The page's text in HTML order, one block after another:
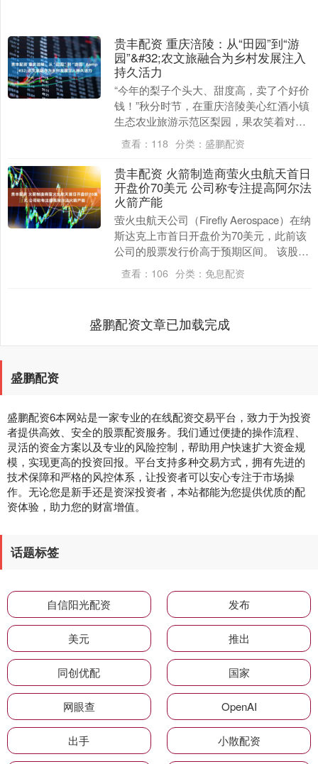
贵丰配资 重庆涪陵：从“田园”到“游
园”&#32;农文旅融合为乡村发展注入
持久活力
“今年的梨子个头大、甜度高，卖了个好价
钱！”秋分时节，在重庆涪陵美心红酒小镇
生态农业旅游示范区梨园，果农笑着对记
者说，眼中满是对收获的满足。 这里的村
民们正进行....
查看： 118 分类： 盛鹏配资
贵丰配资 火箭制造商萤火虫航天首日
开盘价70美元 公司称专注提高阿尔法
火箭产能
萤火虫航天公司（Firefly Aerospace）在纳
斯达克上市首日开盘价为70美元，此前该
公司的股票发行价高于预期区间。 该股票
以“FLY”为交易代码进行交....
查看： 106 分类： 免息配资
盛鹏配资文章已加载完成
盛鹏配资
盛鹏配资6本网站是一家专业的在线配资交易平台，致力于为投资
者提供高效、安全的股票配资服务。我们通过便捷的操作流程、
灵活的资金方案以及专业的风险控制，帮助用户快速扩大资金规
模，实现更高的投资回报。平台支持多种交易方式，拥有先进的
技术保障和严格的风控体系，让投资者可以安心专注于市场操
作。无论您是新手还是资深投资者，本站都能为您提供优质的配
资体验，助力您的财富增值。
话题标签
自信阳光配资 发布
美元 推出
同创优配 国家
网眼查 OpenAI
出手 小散配资